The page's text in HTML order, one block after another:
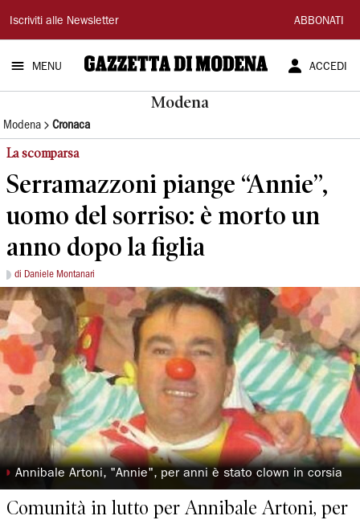
Gazzetta
di
Modena
Iscriviti alle Newsletter ABBONATI
MENU ACCEDI
Modena
Modena Cronaca
La scomparsa
Serramazzoni piange “Annie”,
uomo del sorriso: è morto un
anno dopo la figlia
di Daniele Montanari
◗ Annibale Artoni, "Annie", per anni è stato clown in corsia
Comunità in lutto per Annibale Artoni, per